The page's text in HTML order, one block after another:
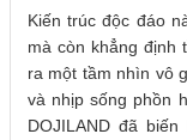
Kiến trúc độc đáo
mà còn khẳng định
ra một tầm nhìn vô
và nhịp sống phồn
DOJILAND đã